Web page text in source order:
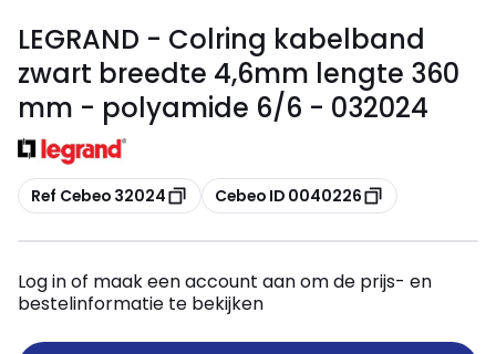
LEGRAND - Colring kabelband
zwart breedte 4,6mm lengte 360
mm - polyamide 6/6 - 032024
Kopiëren
Ref Cebeo 32024 Kopiëren
Cebeo ID 0040226
Log in of maak een account aan om de prijs- en
bestelinformatie te bekijken